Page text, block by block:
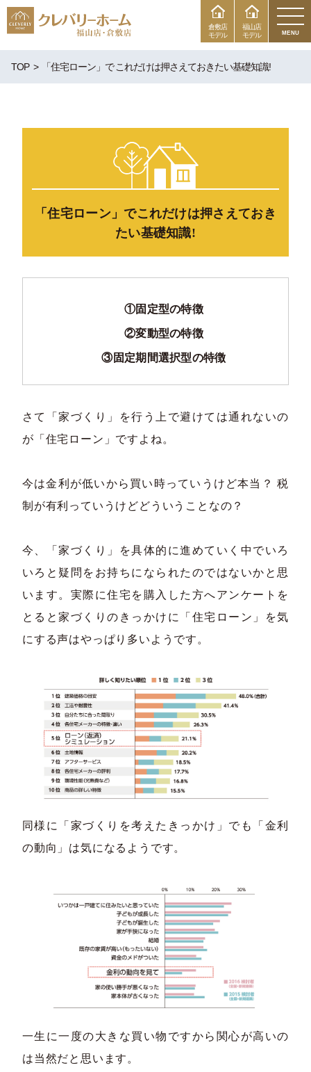
福山店
モデル
倉敷店
モデル
MENU
TOP 「住宅ローン」で これだけは押さえておきたい基礎知識!
「住宅ローン」でこれだけは押さえておき
たい基礎知識!
①固定型の特徴
②変動型の特徴
③固定期間選択型の特徴
さて「家づくり」を行う上で避けては通れないの
が「住宅ローン」ですよね。
今は金利が低いから買い時っていうけど本当？ 税
制が有利っていうけどどういうことなの？
今、「家づくり」を具体的に進めていく中でいろ
いろと疑問をお持ちになられたのではないかと思
います。実際に住宅を購入した方へアンケートを
とると家づくりのきっかけに「住宅ローン」を気
にする声はやっぱり多いようです。
同様に「家づくりを考えたきっかけ」でも「金利
の動向」は気になるようです。
一生に一度の大きな買い物ですから関心が高いの
は当然だと思います。